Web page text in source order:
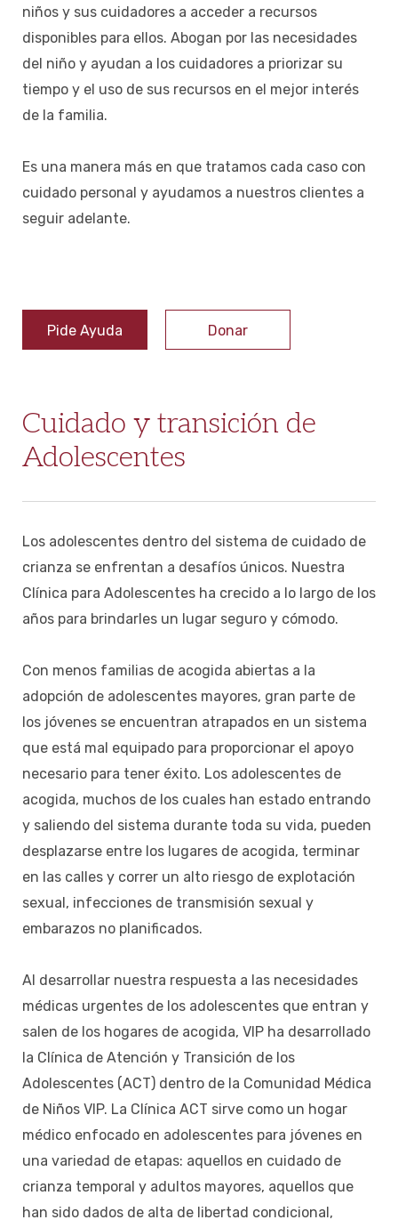
niños y sus cuidadores a acceder a recursos
disponibles para ellos. Abogan por las necesidades
del niño y ayudan a los cuidadores a priorizar su
tiempo y el uso de sus recursos en el mejor interés
de la familia.
Es una manera más en que tratamos cada caso con
cuidado personal y ayudamos a nuestros clientes a
seguir adelante.
Pide Ayuda Donar
Cuidado y transición de
Adolescentes
Los adolescentes dentro del sistema de cuidado de
crianza se enfrentan a desafíos únicos. Nuestra
Clínica para Adolescentes ha crecido a lo largo de los
años para brindarles un lugar seguro y cómodo.
Con menos familias de acogida abiertas a la
adopción de adolescentes mayores, gran parte de
los jóvenes se encuentran atrapados en un sistema
que está mal equipado para proporcionar el apoyo
necesario para tener éxito. Los adolescentes de
acogida, muchos de los cuales han estado entrando
y saliendo del sistema durante toda su vida, pueden
desplazarse entre los lugares de acogida, terminar
en las calles y correr un alto riesgo de explotación
sexual, infecciones de transmisión sexual y
embarazos no planificados.
Al desarrollar nuestra respuesta a las necesidades
médicas urgentes de los adolescentes que entran y
salen de los hogares de acogida, VIP ha desarrollado
la Clínica de Atención y Transición de los
Adolescentes (ACT) dentro de la Comunidad Médica
de Niños VIP. La Clínica ACT sirve como un hogar
médico enfocado en adolescentes para jóvenes en
una variedad de etapas: aquellos en cuidado de
crianza temporal y adultos mayores, aquellos que
han sido dados de alta de libertad condicional,